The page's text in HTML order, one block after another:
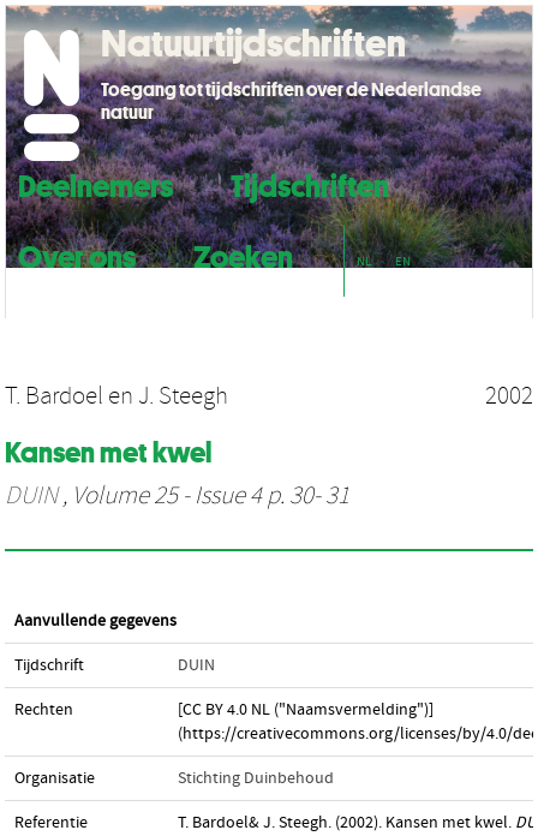
Deelnemers
Tijdschriften
Over ons
Zoeken NL EN
Natuurtijdschriften
Toegang tot tijdschriften over de Nederlandse
natuur
T. Bardoel en J. Steegh 2002
Kansen met kwel
DUIN, Volume 25 - Issue 4 p. 30- 31
Aanvullende gegevens
Tijdschrift DUIN
Rechten
[CC BY 4.0 NL ("Naamsvermelding")]
(https://creativecommons.org/licenses/by/4.0/
Organisatie Stichting Duinbehoud
Referentie T. Bardoel& J. Steegh. (2002). Kansen met kwel.